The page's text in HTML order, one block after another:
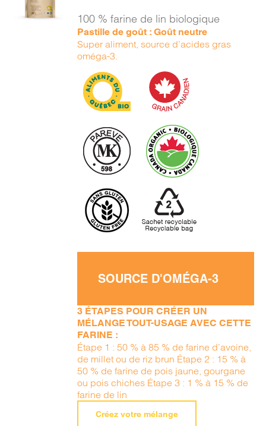
/
100 % farine de lin biologique
Pastille de goût : Goût neutre
Super aliment, source d’acides gras
oméga-3.
SOURCE D'OMÉGA-3
3 ÉTAPES POUR CRÉER UN
MÉLANGE TOUT-USAGE AVEC CETTE
FARINE :
Étape 1 : 50 % à 85 % de farine d’avoine,
de millet ou de riz brun Étape 2 : 15 % à
50 % de farine de pois jaune, gourgane
ou pois chiches Étape 3 : 1 % à 15 % de
farine de lin
Créez votre mélange